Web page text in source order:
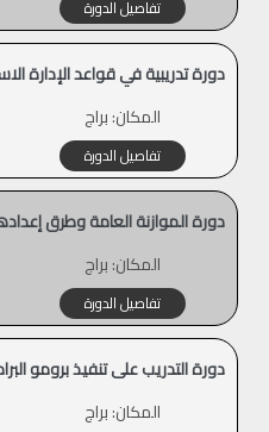
تفاصيل الدورة
دورة تدريبية في قواعد الإدارة
المكان:براج
تفاصيل الدورة
دورة الموازنة العامة وطرق
المكان:براج
تفاصيل الدورة
دورة التدريب على تنفيذ برومو
المكان:براج